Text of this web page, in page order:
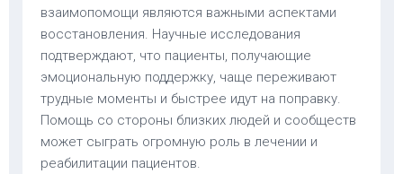
взаимопомощи являются важными аспектами
восстановления. Научные исследования
подтверждают, что пациенты, получающие
эмоциональную поддержку, чаще переживают
трудные моменты и быстрее идут на поправку.
Помощь со стороны близких людей и сообществ
может сыграть огромную роль в лечении и
реабилитации пациентов.